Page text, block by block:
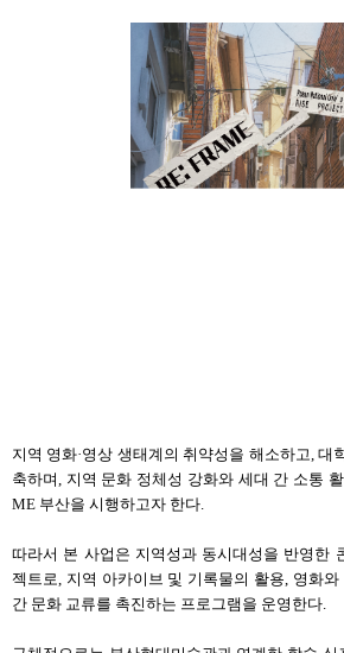
지역 영화·영상 생태계의 취약성을 해소하고 대
축하며
지역 문화 정체성 강화와 세대 간 소통
ME 부산을 시행하고자 한다
따라서 본 사업은 지역성과 동시대성을 반영한
젝트로
지역 아카이브 및 기록물의 활용 영화와
간 문화 교류를 촉진하는 프로그램을 운영한다